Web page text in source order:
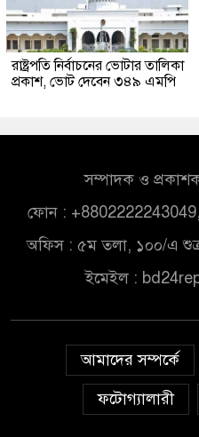
রাষ্ট্রপতি নির্বাচনের ভোটার তালিকা
প্রকাশ, ভোট দেবেন ৩৪৯ এমপি
সম্পাদক ও
ফোন :
অফিস : ৫ম তলা, ১০০/এ
ইমেইল :
আমাদের সম্পর্কে
ফটোগ্যালারী